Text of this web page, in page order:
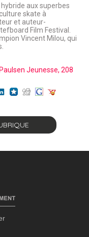
aux superbes
skate à
et auteur-
Film Festival.
Vincent Milou, qui
Jeunesse, 208